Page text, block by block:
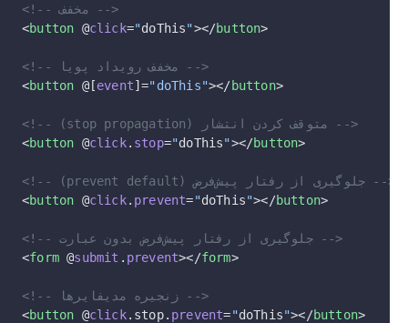
<!-- مخفف -->
<button @click="doThis"></button>
<!-- مخفف رویداد پویا -->
<button @[event]="doThis"></button>
<!-- (stop propagation) متوقف کردن انتشار -->
<button @click. stop="doThis"></button>
<!-- (prevent default) جلوگیری از رفتار پیش‌فرض -->
<button @click. prevent="doThis"></button>
<!-- جلوگیری از رفتار پیش‌فرض بدون عبارت -->
<form @submit . prevent></form>
<!-- زنجیره مدیفایرها -->
<button @click.stop. prevent="doThis"></button>